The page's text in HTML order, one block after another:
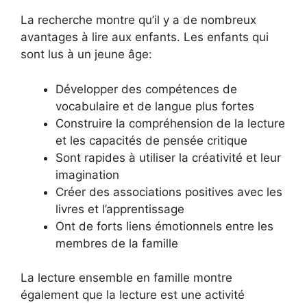
La recherche montre qu’il y a de nombreux
avantages à lire aux enfants. Les enfants qui
sont lus à un jeune âge:
Développer des compétences de
vocabulaire et de langue plus fortes
Construire la compréhension de la lecture
et les capacités de pensée critique
Sont rapides à utiliser la créativité et leur
imagination
Créer des associations positives avec les
livres et l’apprentissage
Ont de forts liens émotionnels entre les
membres de la famille
La lecture ensemble en famille montre
également que la lecture est une activité